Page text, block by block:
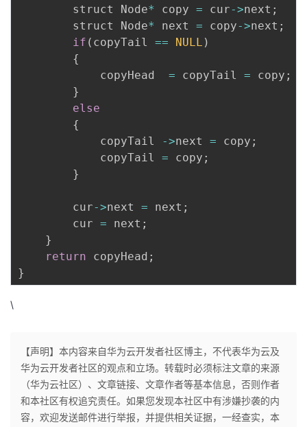
        struct Node
* copy = cur->next ;
        struct Node
* next = copy->next ;
if ( copyTail == NULL )
{
            copyHead
= copyTail = copy ;
}
else
{
            copyTail
->next = copy ;
            copyTail
= copy ;
}
        cur
->next = next ;
        cur
= next ;
}
return copyHead ;
}
\
【声明】本内容来自华为云开发者社区博主，不代表华为云及
华为云开发者社区的观点和立场。转载时必须标注文章的来源
（华为云社区）、文章链接、文章作者等基本信息，否则作者
和本社区有权追究责任。如果您发现本社区中有涉嫌抄袭的内
容，欢迎发送邮件进行举报，并提供相关证据，一经查实，本